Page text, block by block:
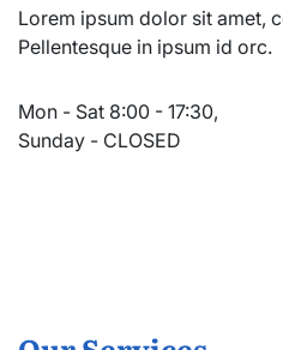
Lorem ipsum dolor sit amet,
Pellentesque in ipsum id orc.
Mon - Sat 8:00 - 17:30,
Sunday - CLOSED